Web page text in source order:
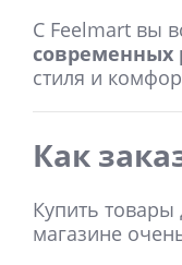
С Feelmart вы
стиля и
Как
Купить
магазине